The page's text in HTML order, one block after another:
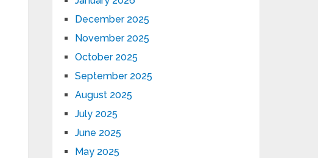
December 2025
November 2025
October 2025
September 2025
August 2025
July 2025
June 2025
May 2025